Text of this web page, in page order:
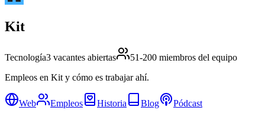
Kit
Tecnología3 vacantes abiertas
51-200 miembros del equipo
Empleos en Kit y cómo es trabajar ahí.
Web Empleos Historia Blog Pódcast